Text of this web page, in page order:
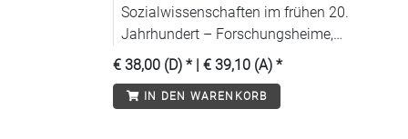
Sozialwissenschaften im frühen 20.
Jahrhundert – Forschungsheime,
Reforminstitute und Denkzirkel als
alternative Wissensinfrastrukturen.
€ 38,00 (D) * | € 39,10 (A) *
IN DEN WARENKORB